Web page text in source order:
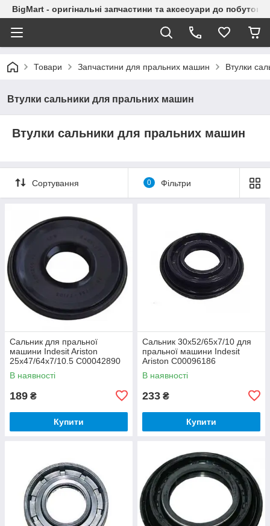
BigMart - оригінальні запчастини та аксесуари до побутової
Товари Запчастини для пральних машин Втулки
Втулки сальники для пральних машин
Втулки сальники для пральних машин
Сортування 0 Фільтри
Сальник для пральної
машини Indesit Ariston
25x47/64x7/10.5 C00042890
В наявності
189 ₴
Купити
Сальник 30x52/65x7/10 для
пральної машини Indesit
Ariston C00096186
В наявності
233 ₴
Купити